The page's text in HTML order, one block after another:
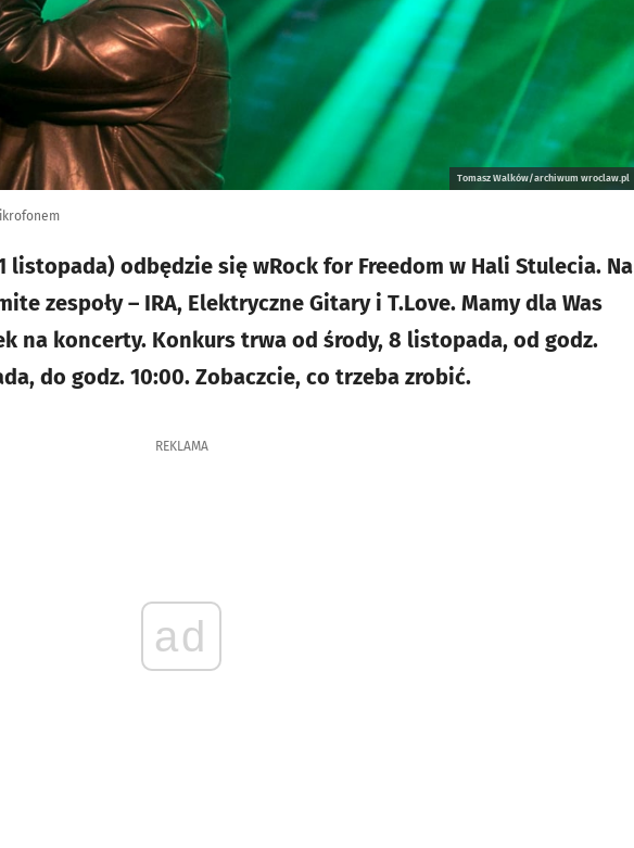
Tomasz Walków/archiwum wroclaw.pl
listopada) odbędzie się wRock for Freedom w Hali Stulecia. Na
zespoły – IRA, Elektryczne Gitary i T.Love. Mamy dla Was
na koncerty. Konkurs trwa od środy, 8 listopada, od godz.
do godz. 10:00. Zobaczcie, co trzeba zrobić.
REKLAMA
ad